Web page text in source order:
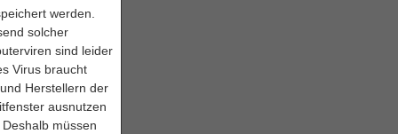
werden.
solcher
sind leider
Virus braucht
Herstellern der
ausnutzen
müssen